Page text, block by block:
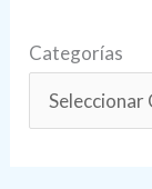
Categorías